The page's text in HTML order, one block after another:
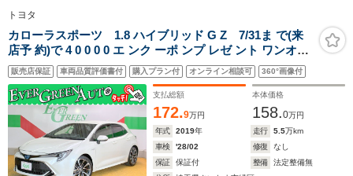
トヨタ
カローラスポーツ 1.8 ハイブリッド G Z 7/31ま で(来
店予 約)で 4 0 0 0 0 エ ンク ーポ ンプ レゼ ント ワンオー
ナー 禁煙車 純正SDナビ トヨタセーフティ ETC スマート
キー Bluetooth CD DVD LEDライト
販売店保証 車両品質評価書付 購入プラン付 オンライン相談可 360°画像付
支払総額
172.9万円
本体価格
158.0万円
年式
2019年 走行 5.5万km
車検
'28/02 修復
なし
保証
保証付 整備
法定整備無